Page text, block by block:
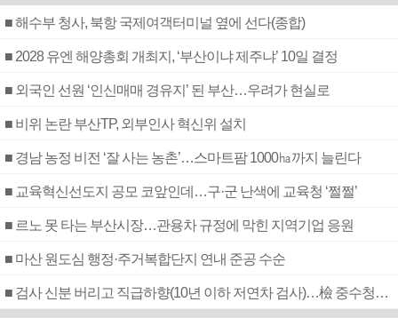
■ 해수부 청사, 북항 국제여객터미널 옆에 선다(종합)
■ 2028 유엔 해양총회 개최지, ‘부산이냐 제주냐’ 10일 결정
■ 외국인 선원 ‘인신매매 경유지’ 된 부산…우려가 현실로
■ 비위 논란 부산TP, 외부인사 혁신위 설치
■ 경남 농정 비전 ‘잘 사는 농촌’…스마트팜 1000㏊까지 늘린다
■ 교육혁신선도지 공모 코앞인데…구·군 난색에 교육청 ‘쩔쩔’
■ 르노 못 타는 부산시장…관용차 규정에 막힌 지역기업 응원
■ 마산 원도심 행정·주거복합단지 연내 준공 수순
■ 검사 신분 버리고 직급하향(10년 이하 저연차 검사)…檢 중수청행 기피